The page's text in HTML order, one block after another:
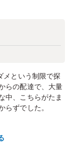
メという制限で探
らの配達で、大量
中、こちらがたま
らずでした。